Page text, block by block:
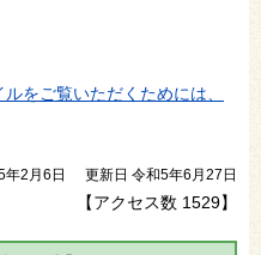
をご覧いただくためには、
年2月6日 更新日 令和5年6月27日
【アクセス数 1529】